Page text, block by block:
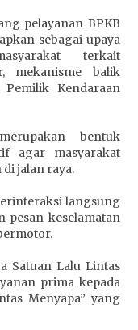
Polres
pelayanan BPKB
sebagai upaya
terkait
mekanisme balik
Kendaraan
bentuk
agar masyarakat
jalan raya.
langsung
pesan keselamatan
Satuan Lalu Lintas
prima kepada
Menyapa” yang